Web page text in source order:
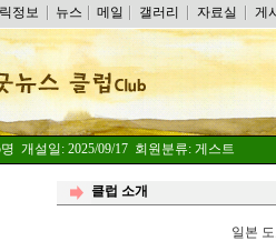
정보 뉴스 메일 갤러리 자료실 게
개설일: 2025/09/17 회원분류: 게스트
클럽 소개
일본